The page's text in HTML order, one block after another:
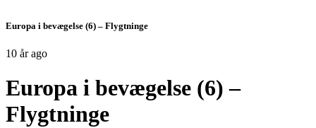
Europa i bevægelse (6) – Flygtninge
10 år ago
Europa i bevægelse (6) –
Flygtninge